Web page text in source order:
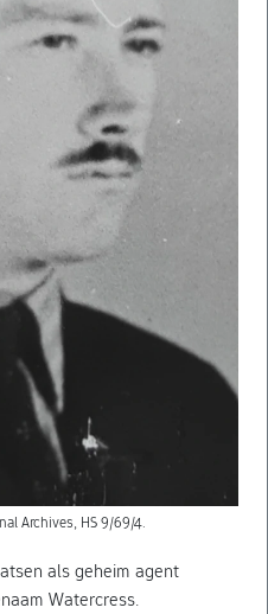
Archives, HS 9/69/4.
als geheim agent
Watercress.